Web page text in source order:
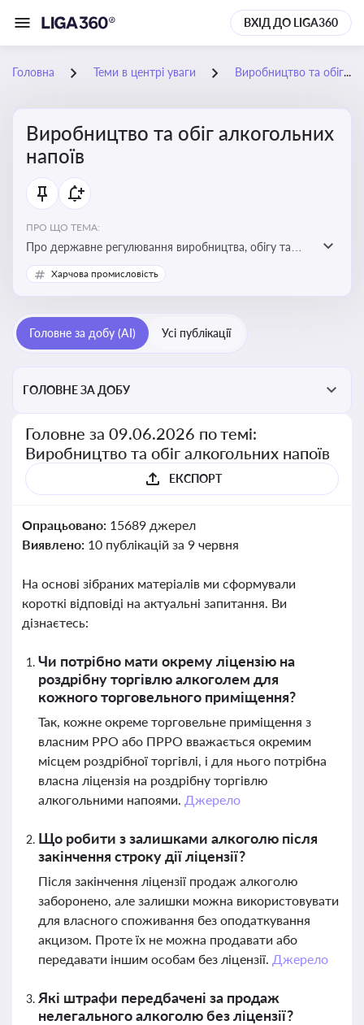
ВХІД ДО LIGA360
Головна Теми в центрі уваги Виробництво та обіг алкогольних напоїв
Виробництво та обіг алкогольних
напоїв
ПРО ЩО ТЕМА:
Про державне регулювання виробництва, обігу та
оподаткування алкогольної продукції, про
ліцензування та правові ризики
Харчова промисловість
Головне за добу (AI) Усі публікації
ГОЛОВНЕ ЗА ДОБУ
Головне за 09.06.2026 по темі:
Виробництво та обіг алкогольних напоїв
ЕКСПОРТ
Опрацьовано: 15689 джерел
Виявлено: 10 публікацій за 9 червня
На основі зібраних матеріалів ми сформували
короткі відповіді на актуальні запитання. Ви
дізнаєтесь:
Чи потрібно мати окрему ліцензію на
роздрібну торгівлю алкоголем для
кожного торговельного приміщення?
Так, кожне окреме торговельне приміщення з
власним РРО або ПРРО вважається окремим
місцем роздрібної торгівлі, і для нього потрібна
власна ліцензія на роздрібну торгівлю
алкогольними напоями. Джерело
Що робити з залишками алкоголю після
закінчення строку дії ліцензії?
Після закінчення ліцензії продаж алкоголю
заборонено, але залишки можна використовувати
для власного споживання без оподаткування
акцизом. Проте їх не можна продавати або
передавати іншим особам без ліцензії. Джерело
Які штрафи передбачені за продаж
нелегального алкоголю без ліцензії?